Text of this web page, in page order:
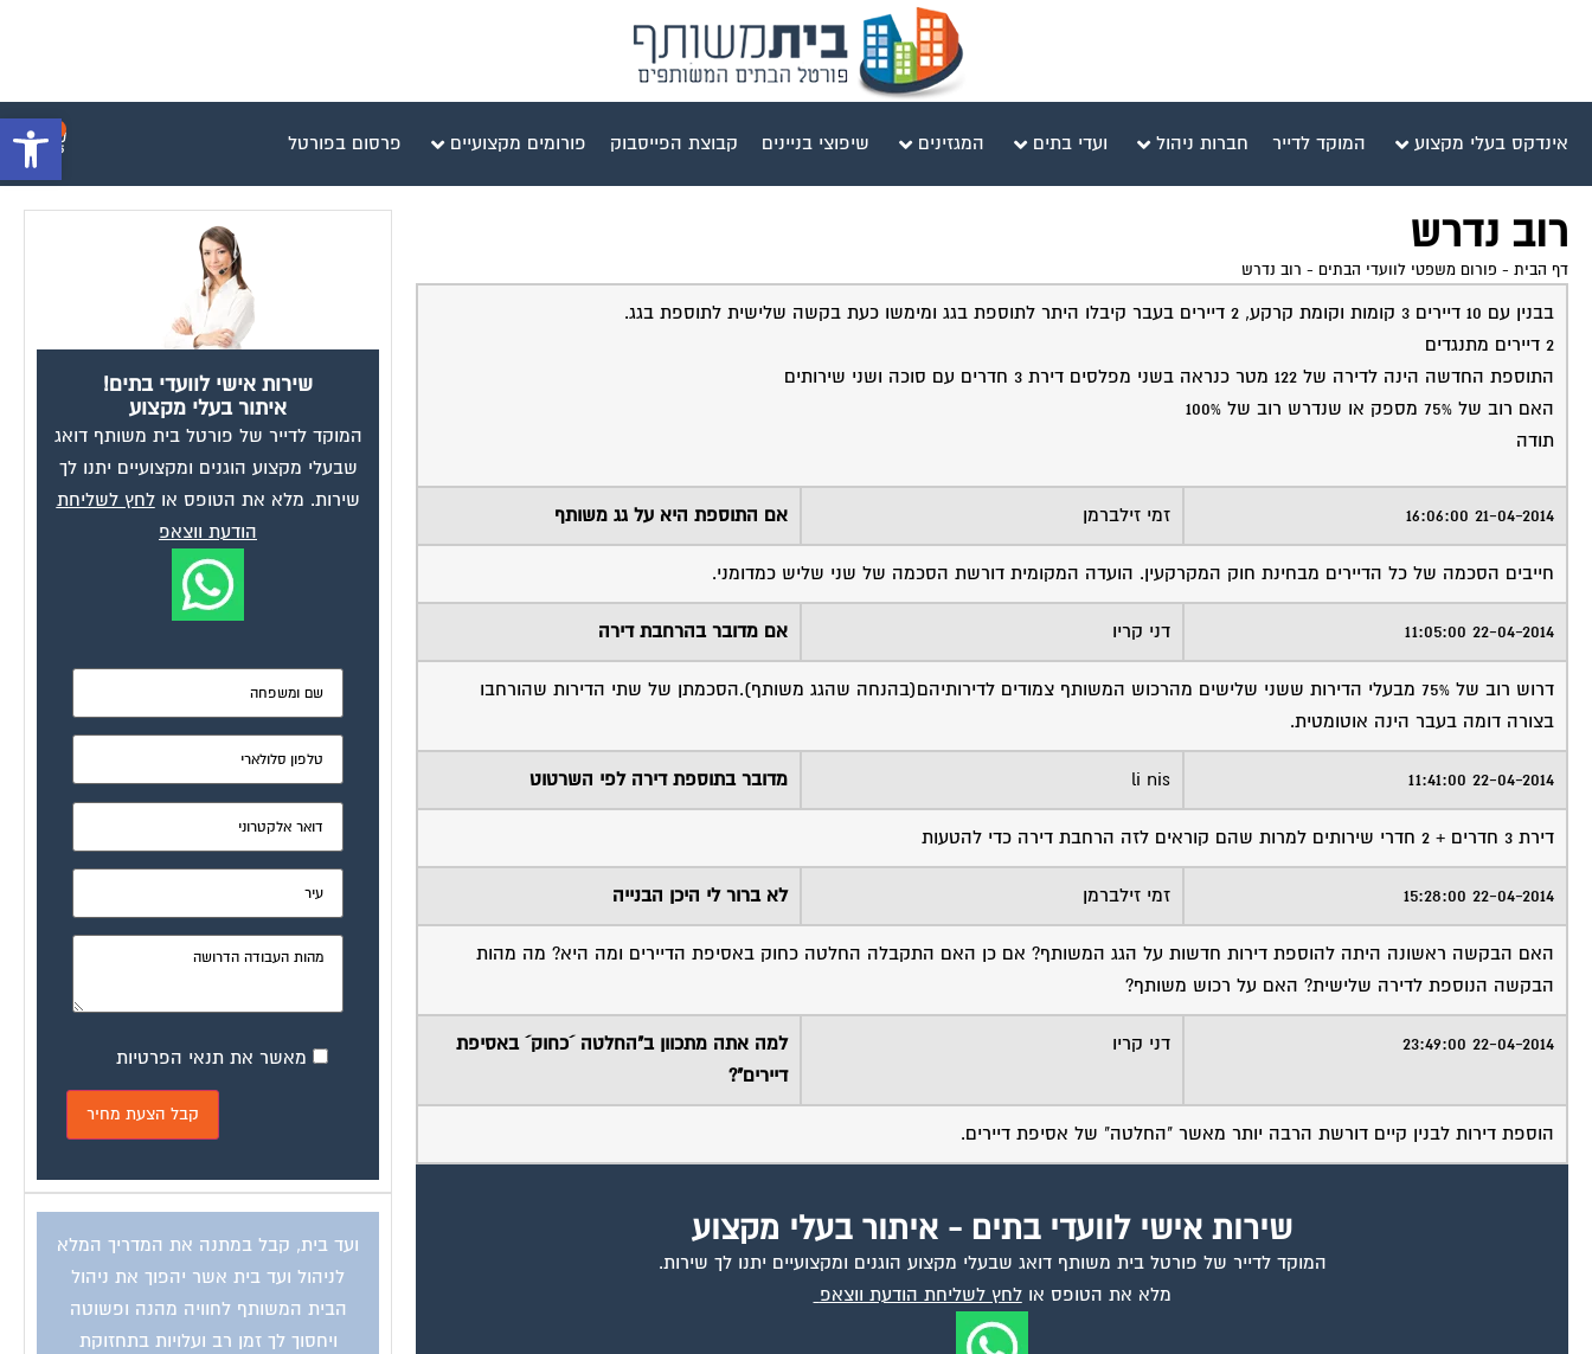
פתח אינדקס בעלי מקצוע המוקד לדייר חברות ניהול ועדי בתים המגזינים שיפוצי בניינים קבוצת הפייסבוק פורומים מקצועיים פרסום בפורטל
רוב נדרש
דף הבית - פורום משפטי לוועדי הבתים - רוב נדרש
בבנין עם 10 דיירים 3 קומות וקומת קרקע, 2 דיירים בעבר קיבלו היתר לתוספת בגג ומימשו כעת בקשה שלישית לתוספת בגג.
2 דיירים מתנגדים
התוספת החדשה הינה לדירה של 122 מטר כנראה בשני מפלסים דירת 3 חדרים עם סוכה ושני שירותים
האם רוב של 75% מספק או שנדרש רוב של 100%
תודה
21-04-2014 16:06:00 זמי זילברמן אם התוספת היא על גג משותף
חייבים הסכמה של כל הדיירים מבחינת חוק המקרקעין. הועדה המקומית דורשת הסכמה של שני שליש כמדומני.
22-04-2014 11:05:00 דני קריו אם מדובר בהרחבת דירה
דרוש רוב של 75% מבעלי הדירות ששני שלישים מהרכוש המשותף צמודים לדירותיהם(בהנחה שהגג משותף).הסכמתן של שתי הדירות שהורחבו
בצורה דומה בעבר הינה אוטומטית.
22-04-2014 11:41:00
li nis מדובר בתוספת דירה לפי השרטוט
דירת 3 חדרים + 2 חדרי שירותים למרות שהם קוראים לזה הרחבת דירה כדי להטעות
22-04-2014 15:28:00 זמי זילברמן לא ברור לי היכן הבנייה
האם הבקשה ראשונה היתה להוספת דירות חדשות על הגג המשותף? אם כן האם התקבלה החלטה כחוק באסיפת הדיירים ומה היא? מה מהות
הבקשה הנוספת לדירה שלישית? האם על רכוש משותף?
22-04-2014 23:49:00 דני קריו
למה אתה מתכוון ב"החלטה ´כחוק´ באסיפת
דיירים"?
הוספת דירות לבנין קיים דורשת הרבה יותר מאשר "החלטה" של אסיפת דיירים.
שירות אישי לוועדי בתים - איתור בעלי מקצוע
המוקד לדייר של פורטל בית משותף דואג שבעלי מקצוע הוגנים ומקצועיים יתנו לך שירות.
מלא את הטופס אולחץ לשליחת הודעת ווצאפ
שירות אישי לוועדי בתים!
איתור בעלי מקצוע
המוקד לדייר של פורטל בית משותף דואג
שבעלי מקצוע הוגנים ומקצועיים יתנו לך
שירות. מלא את הטופס אולחץ לשליחת
הודעת ווצאפ
מאשר את תנאי הפרטיות
ועד בית, קבל במתנה את המדריך המלא
לניהול ועד בית אשר יהפוך את ניהול
הבית המשותף לחוויה מהנה ופשוטה
ויחסוך לך זמן רב ועלויות בתחזוקת